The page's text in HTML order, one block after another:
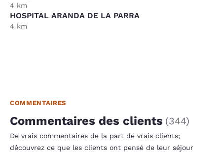
4 km
HOSPITAL ARANDA DE LA PARRA
4 km
COMMENTAIRES
Commentaires des clients (344)
De vrais commentaires de la part de vrais clients;
découvrez ce que les clients ont pensé de leur séjour